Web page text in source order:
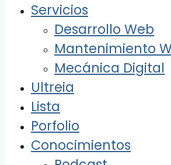
Servicios
Desarrollo Web
Mantenimiento
Mecánica Digital
Ultreia
Lista
Porfolio
Conocimientos